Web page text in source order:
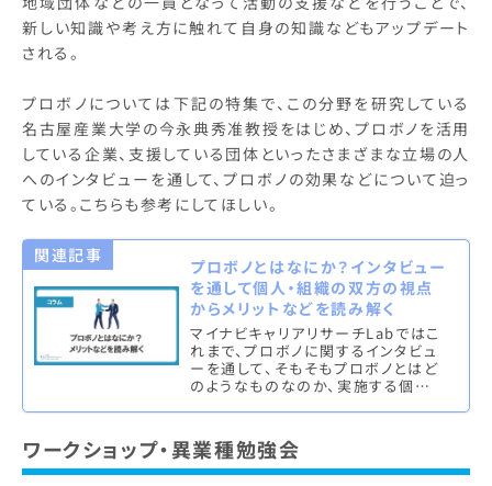
新しい知識や考え方に触れて自身の知識などもアップデート
される。
プロボノについては下記の特集で、この分野を研究している
名古屋産業大学の今永典秀准教授をはじめ、プロボノを活用
している企業、支援している団体といったさまざまな立場の人
へのインタビューを通して、プロボノの効果などについて迫っ
ている。こちらも参考にしてほしい。
関連記事
プロボノとはなにか？インタビュー
を通して個人・組織の双方の視点
からメリットなどを読み解く
マイナビキャリアリサーチLabではこ
れまで、プロボノに関するインタビュ
ーを通して、そもそもプロボノとはど
のようなものなのか、実施する個人
ワークショップ・異業種勉強会